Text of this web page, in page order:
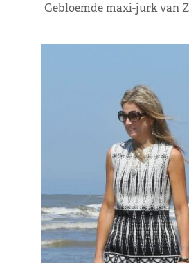
Gebloemde maxi-jurk van